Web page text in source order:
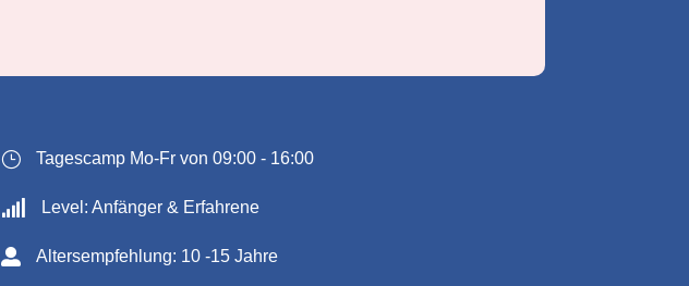
} Tagescamp Mo-Fr von 09:00 - 16:00
 Level: Anfänger & Erfahrene
 Altersempfehlung: 10 -15 Jahre